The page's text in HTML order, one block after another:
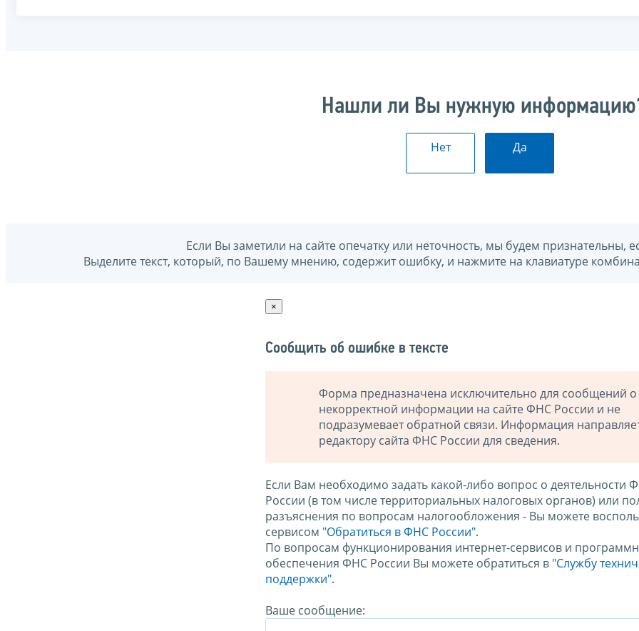
Нашли ли Вы нужную
Нет Да
Если Вы заметили на сайте опечатку или неточность, мы будем признательны,
Выделите текст, который, по Вашему мнению, содержит ошибку, и нажмите на клавиатуре
×
Сообщить об ошибке в тексте
Форма предназначена исключительно для сообщений о
некорректной информации на сайте ФНС России и не
подразумевает обратной связи. Информация
редактору сайта ФНС России для сведения.
Если Вам необходимо задать какой-либо вопрос о деятельности
России (в том числе территориальных налоговых органов) или
разъяснения по вопросам налогообложения - Вы можете
сервисом "Обратиться в ФНС России".
По вопросам функционирования интернет-сервисов и
обеспечения ФНС России Вы можете обратиться в "Службу
поддержки".
Ваше сообщение: